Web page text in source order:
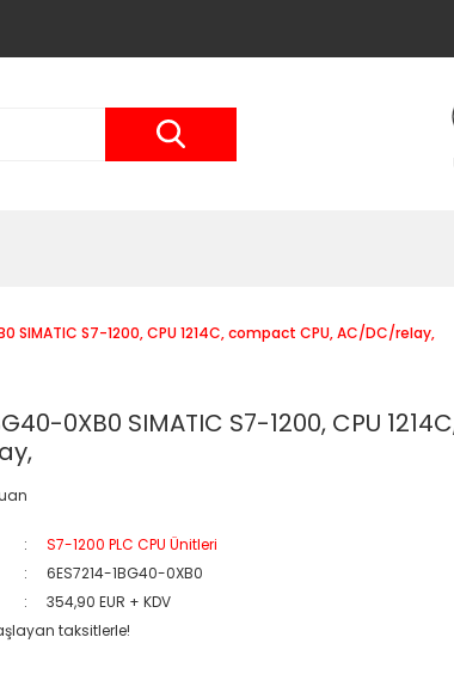
SIMATIC S7-1200, CPU 1214C, compact CPU, AC/DC/relay,
0XB0 SIMATIC S7-1200, CPU
S7-1200 PLC CPU Ünitleri
6ES7214-1BG40-0XB0
354,90 EUR + KDV
taksitlerle!